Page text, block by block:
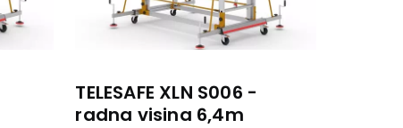
TELESAFE XLN S006 -
radna visina 6,4m